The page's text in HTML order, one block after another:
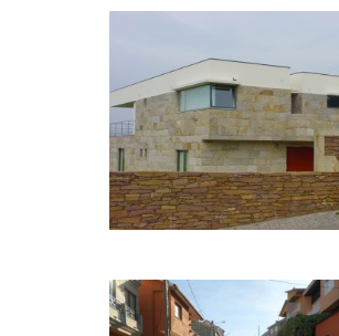
REVESTIMENTOS